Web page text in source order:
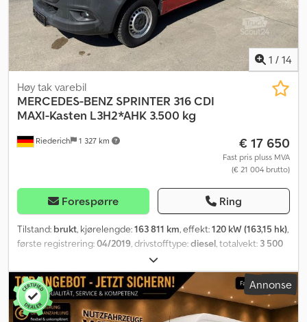
1 / 14
Riederich 1 327 km
Høy tak varebil
MERCEDES-BENZ SPRINTER 316 CDI
MAXI-Kasten L3H2*AHK 3.500 kg
€ 17 650
Fast pris pluss MVA
(€ 21 004 brutto)
Forespørre Ring
Tilstand: brukt, kjørelengde:163 811 km, effekt:120 kW (163,15 hk),
første registrering:04/2019, drivstofftype:diesel, totalvekt: 3 500
mekanisk, utslippsklasse:
seter:2, lasteromsvolum:16 m³, lasteromslengde:4 350 mm,
lasteplassbredde:1 840 mm, lasteromshøyde: 1 940 mm , Byggeår:
2019, Utstyr:ABS, elektronisk stabilitetsprogram (ESP),
partikkelfilter, sentral låsing,
Annonse